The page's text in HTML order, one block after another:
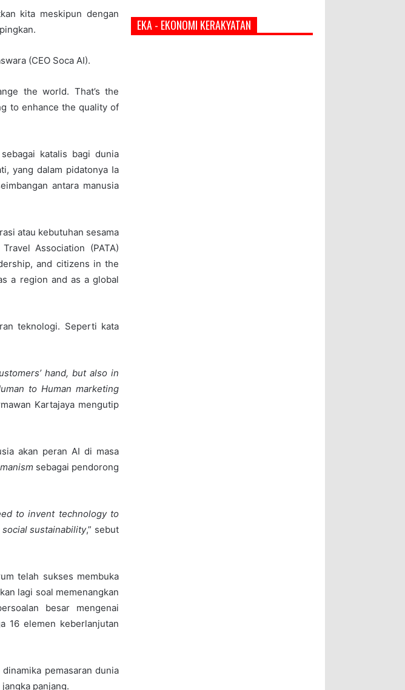
kita meskipun dengan
(CEO Soca AI).
the world. That’s the
to enhance the quality of
katalis bagi dunia
yang dalam pidatonya Ia
antara manusia
atau kebutuhan sesama
Association (PATA)
and citizens in the
a region and as a global
teknologi. Seperti kata
hand, but also in
to Human marketing
Kartajaya mengutip
akan peran AI di masa
sebagai pendorong
to invent technology to
sustainability,” sebut
telah sukses membuka
lagi soal memenangkan
besar mengenai
16 elemen keberlanjutan
pemasaran dunia
panjang.
EKA - EKONOMI KERAKYATAN